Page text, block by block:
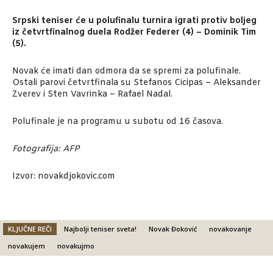
Srpski teniser će u polufinalu turnira igrati protiv boljeg
iz četvrtfinalnog duela Rodžer Federer (4) – Dominik Tim
(5).
Novak će imati dan odmora da se spremi za polufinale.
Ostali parovi četvrtfinala su Stefanos Cicipas – Aleksander
Zverev i Sten Vavrinka – Rafael Nadal.
Polufinale je na programu u subotu od 16 časova.
Fotografija: AFP
Izvor: novakdjokovic.com
KLJUČNE REČI Najbolji teniser sveta! Novak Đoković
novakovanje
novakujem
novakujmo